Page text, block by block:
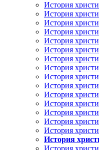
История
История
История
История
История
История
История
История
История
История
История
История
История
История
История
История